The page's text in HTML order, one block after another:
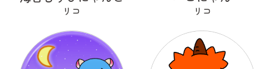
リコ リコ